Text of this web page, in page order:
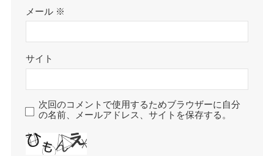
メール ※
サイト
次回のコメントで使用するためブラウザーに自分
の名前、メールアドレス、サイトを保存する。